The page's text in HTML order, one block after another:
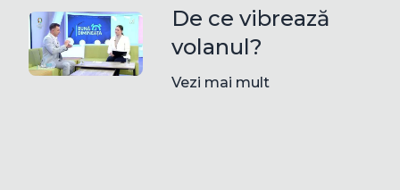
De ce vibrează
volanul?
Vezi mai mult